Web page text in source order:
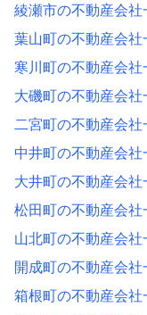
綾瀬市の不動産会社
葉山町の不動産会社
寒川町の不動産会社
大磯町の不動産会社
二宮町の不動産会社
中井町の不動産会社
大井町の不動産会社
松田町の不動産会社
山北町の不動産会社
開成町の不動産会社
箱根町の不動産会社